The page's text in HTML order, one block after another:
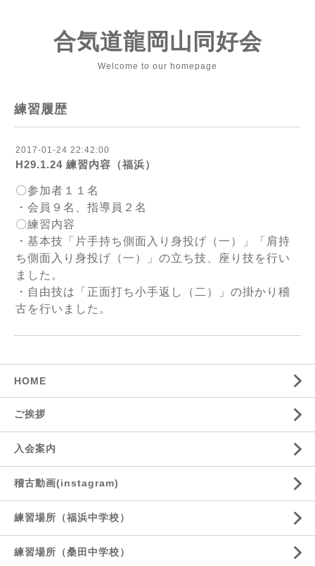
合気道龍岡山同好会
Welcome to our homepage
練習履歴
2017-01-24 22:42:00
H29.1.24 練習内容（福浜）
〇参加者１１名
・会員９名、指導員２名
〇練習内容
・基本技「片手持ち側面入り身投げ（一）」「肩持
ち側面入り身投げ（一）」の立ち技、座り技を行い
ました。
・自由技は「正面打ち小手返し（二）」の掛かり稽
古を行いました。
HOME
ご挨拶
入会案内
稽古動画(instagram)
練習場所（福浜中学校）
練習場所（桑田中学校）